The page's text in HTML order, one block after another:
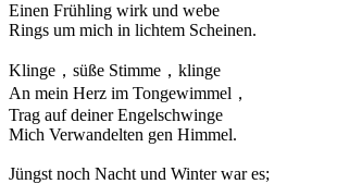
Einen Frühling wirk und webe
Rings um mich in lichtem Scheinen.
Klinge，süße Stimme，klinge
An mein Herz im Tongewimmel，
Trag auf deiner Engelschwinge
Mich Verwandelten gen Himmel.
Jüngst noch Nacht und Winter war es;